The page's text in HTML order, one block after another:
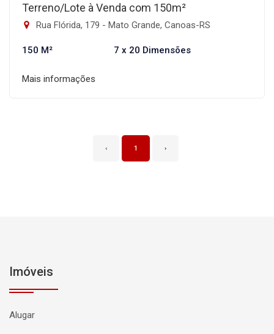
Terreno/Lote à Venda com 150m²
Rua Flórida, 179 - Mato Grande, Canoas-RS
150 M² 7 x 20 Dimensões
Mais informações
‹ 1 ›
Imóveis
Alugar